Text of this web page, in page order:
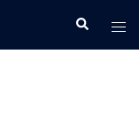
Search